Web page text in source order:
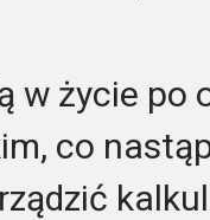
w życie po
co